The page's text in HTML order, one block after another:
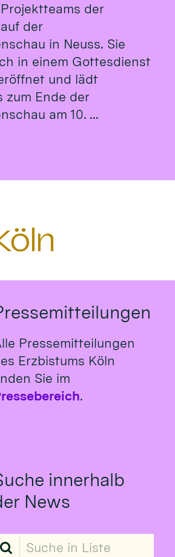
der
der
in Neuss. Sie
in einem Gottesdienst
und lädt
zum Ende der
am 10. ...
Pressemitteilungen
Erzbistums Köln
Sie im
.
innerhalb
News
Suche in Liste